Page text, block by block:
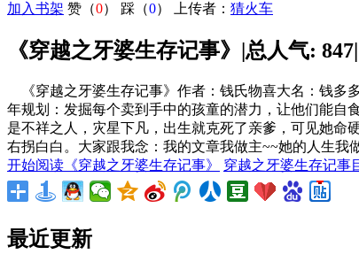
加入书架 赞（0） 踩（0） 上传者： 猜火车
《穿越之牙婆生存记事》|总人气:
《穿越之牙婆生存记事》作者：钱氏物喜大名：钱多
年规划：发掘每个卖到手中的孩童的潜力，让他们能自
是不祥之人，灾星下凡，出生就克死了亲爹，可见她命
右拐白白。大家跟我念：我的文章我做主~~她的人生
开始阅读《穿越之牙婆生存记事》
穿越之牙婆生存记事
最近更新